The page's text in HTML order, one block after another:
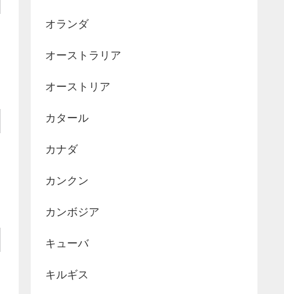
オランダ
オーストラリア
オーストリア
カタール
カナダ
カンクン
カンボジア
キューバ
キルギス